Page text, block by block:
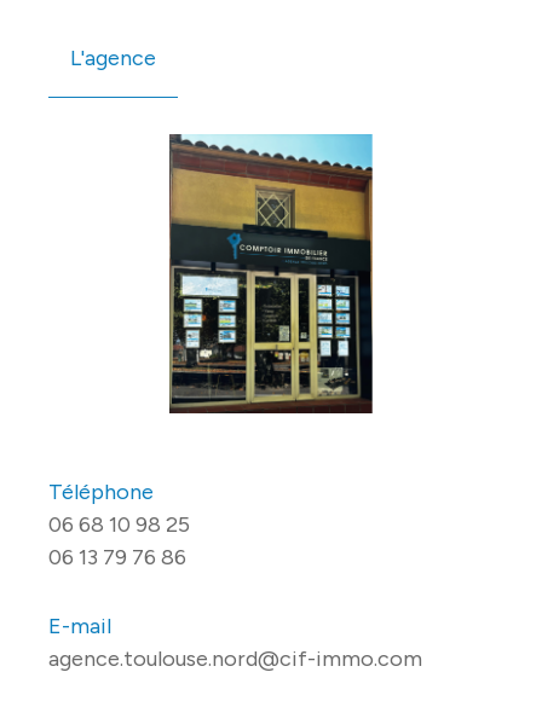
L'agence
Téléphone
06 68 10 98 25
06 13 79 76 86
E-mail
agence.toulouse.nord@cif-immo.com